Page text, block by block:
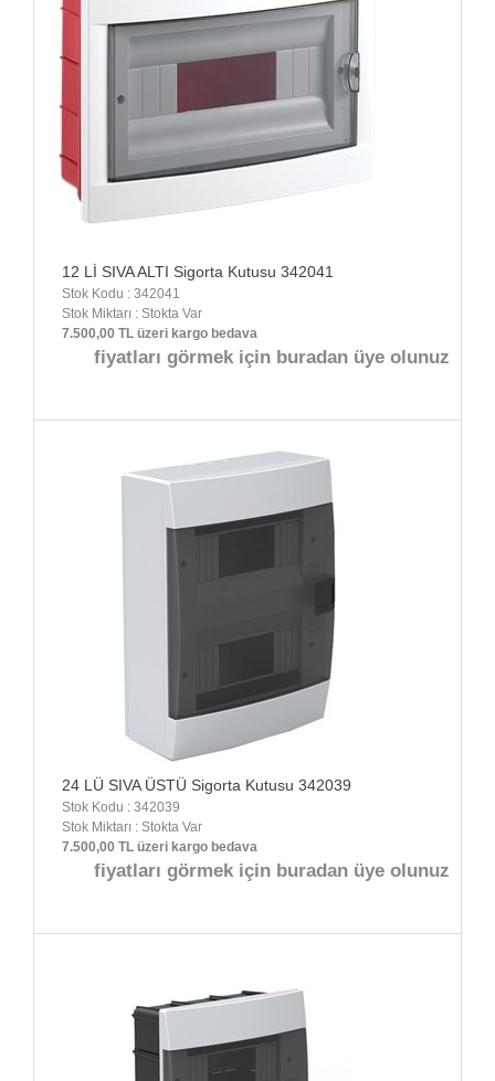
12 Lİ SIVA ALTI Sigorta Kutusu 342041
Stok Kodu : 342041
Stok Miktarı : Stokta Var
7.500,00 TL üzeri kargo bedava
fiyatları görmek için buradan üye olunuz
24 LÜ SIVA ÜSTÜ Sigorta Kutusu 342039
Stok Kodu : 342039
Stok Miktarı : Stokta Var
7.500,00 TL üzeri kargo bedava
fiyatları görmek için buradan üye olunuz